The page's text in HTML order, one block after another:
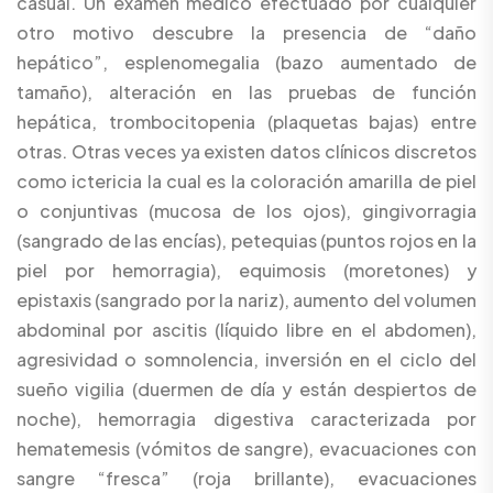
otro motivo descubre la presencia de “daño
hepático”, esplenomegalia (bazo aumentado de
tamaño), alteración en las pruebas de función
hepática, trombocitopenia (plaquetas bajas) entre
otras. Otras veces ya existen datos clínicos discretos
como ictericia la cual es la coloración amarilla de piel
o conjuntivas (mucosa de los ojos), gingivorragia
(sangrado de las encías), petequias (puntos rojos en la
piel por hemorragia), equimosis (moretones) y
epistaxis (sangrado por la nariz), aumento del volumen
abdominal por ascitis (líquido libre en el abdomen),
agresividad o somnolencia, inversión en el ciclo del
sueño vigilia (duermen de día y están despiertos de
noche), hemorragia digestiva caracterizada por
hematemesis (vómitos de sangre), evacuaciones con
sangre “fresca” (roja brillante), evacuaciones